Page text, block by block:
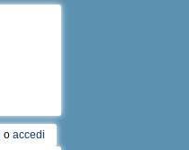
o accedi